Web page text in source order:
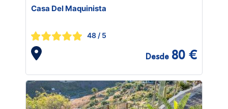
Casa Del Maquinista
48 / 5
Desde 80 €